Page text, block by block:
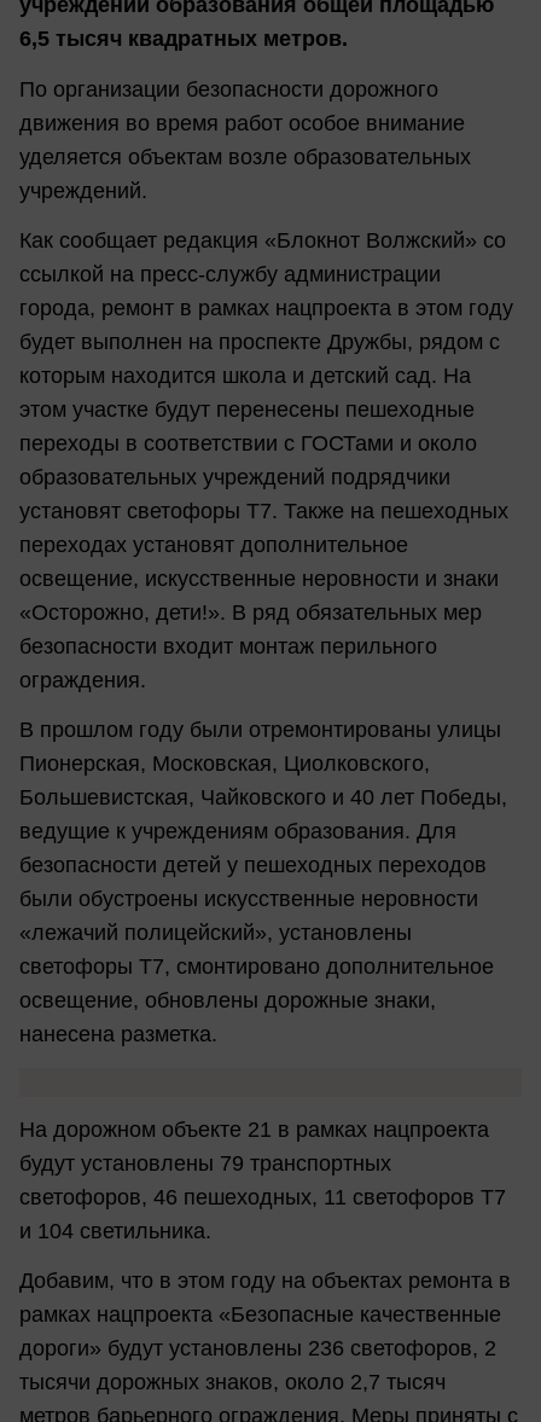
учреждений образования общей площадью
6,5 тысяч квадратных метров.
По организации безопасности дорожного
движения во время работ особое внимание
уделяется объектам возле образовательных
учреждений.
Как сообщает редакция «Блокнот Волжский» со
ссылкой на пресс-службу администрации
города, ремонт в рамках нацпроекта в этом году
будет выполнен на проспекте Дружбы, рядом с
которым находится школа и детский сад. На
этом участке будут перенесены пешеходные
переходы в соответствии с ГОСТами и около
образовательных учреждений подрядчики
установят светофоры Т7. Также на пешеходных
переходах установят дополнительное
освещение, искусственные неровности и знаки
«Осторожно, дети!». В ряд обязательных мер
безопасности входит монтаж перильного
ограждения.
В прошлом году были отремонтированы улицы
Пионерская, Московская, Циолковского,
Большевистская, Чайковского и 40 лет Победы,
ведущие к учреждениям образования. Для
безопасности детей у пешеходных переходов
были обустроены искусственные неровности
«лежачий полицейский», установлены
светофоры Т7, смонтировано дополнительное
освещение, обновлены дорожные знаки,
нанесена разметка.
На дорожном объекте 21 в рамках нацпроекта
будут установлены 79 транспортных
светофоров, 46 пешеходных, 11 светофоров Т7
и 104 светильника.
Добавим, что в этом году на объектах ремонта в
рамках нацпроекта «Безопасные качественные
дороги» будут установлены 236 светофоров, 2
тысячи дорожных знаков, около 2,7 тысяч
метров барьерного ограждения. Меры приняты с